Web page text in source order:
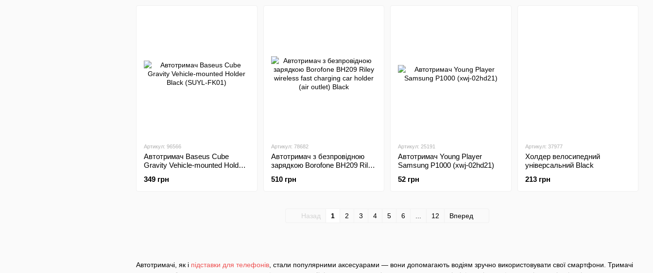
Автотримачі, як і підставки для телефонів , стали популярними аксесуарами — вони допомагають водіям зручно використовувати свої смартфони. Тримачі
Артикул: 96566
Автотримач Baseus Cube
Gravity Vehicle-mounted Holder
349 грн
Артикул: 78682
Автотримач з безпровідною
зарядкою Borofone BH209 Riley
(air outlet) Black
510 грн
Артикул: 25191
Автотримач Young Player
Samsung P1000 (xwj-02hd21)
52 грн
Артикул: 37977
Холдер велосипедний
універсальний Black
213 грн
Назад 1 2 3 4 5 6 12 Вперед